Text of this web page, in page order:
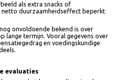
mate plantaardige alternatieven
vervangen. Als consumenten vlees
plantaardige alternatieven kan de
als deze producten vooral aanvullend